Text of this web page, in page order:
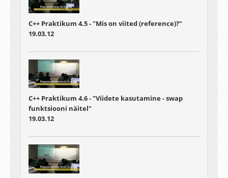
C++ Praktikum 4.5 - "Mis on viited (reference)?"
19.03.12
C++ Praktikum 4.6 - "Viidete kasutamine - swap
funktsiooni näitel"
19.03.12